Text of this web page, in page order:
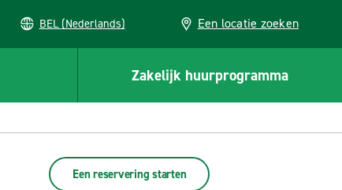
BEL (Nederlands) Een locatie zoeken
Zakelijk huurprogramma
Een reservering starten